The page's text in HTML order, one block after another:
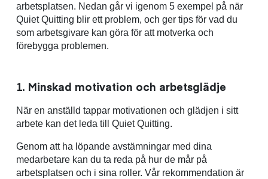
arbetsplatsen. Nedan går vi igenom 5 exempel på när
Quiet Quitting blir ett problem, och ger tips för vad du
som arbetsgivare kan göra för att motverka och
förebygga problemen.
1. Minskad motivation och arbetsglädje
När en anställd tappar motivationen och glädjen i sitt
arbete kan det leda till Quiet Quitting.
Genom att ha löpande avstämningar med dina
medarbetare kan du ta reda på hur de mår på
arbetsplatsen och i sina roller. Vår rekommendation är